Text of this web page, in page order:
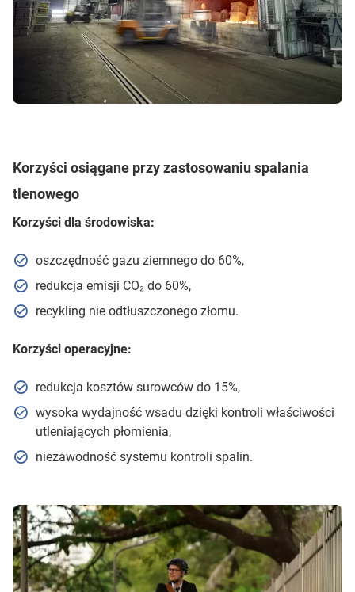
Korzyści osiągane przy zastosowaniu spalania
tlenowego
Korzyści dla środowiska:
oszczędność gazu ziemnego do 60%,
redukcja emisji CO₂ do 60%,
recykling nie odtłuszczonego złomu.
Korzyści operacyjne:
redukcja kosztów surowców do 15%,
wysoka wydajność wsadu dzięki kontroli właściwości
utleniających płomienia,
niezawodność systemu kontroli spalin.